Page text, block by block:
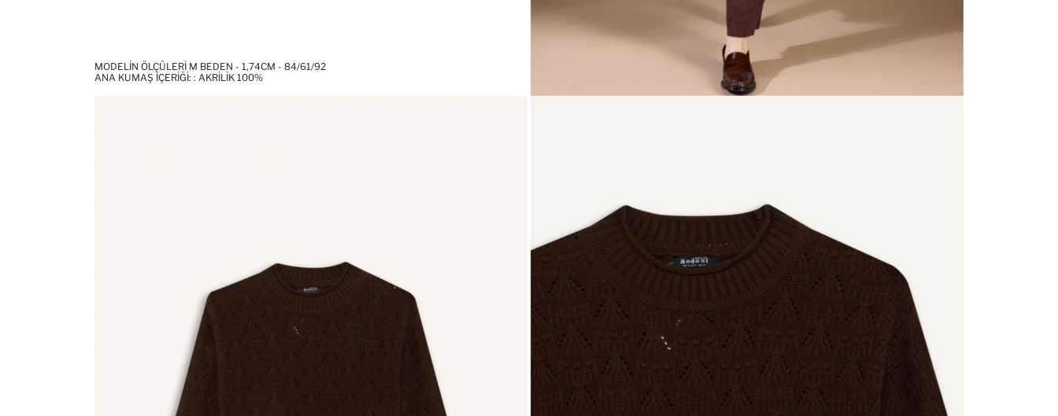
MODELIN ÖLÇÜLERI M BEDEN - 1,74CM - 84/61/92
ANA KUMAŞ İÇERIĞI: : AKRILIK 100%